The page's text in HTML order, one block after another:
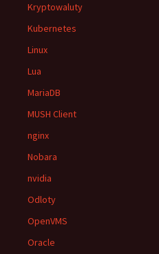
Kryptowaluty
Kubernetes
Linux
Lua
MariaDB
MUSH Client
nginx
Nobara
nvidia
Odloty
OpenVMS
Oracle